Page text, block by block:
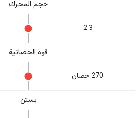
حجم المحرك
2.3
قوة الحصانية
270 حصان
بستن